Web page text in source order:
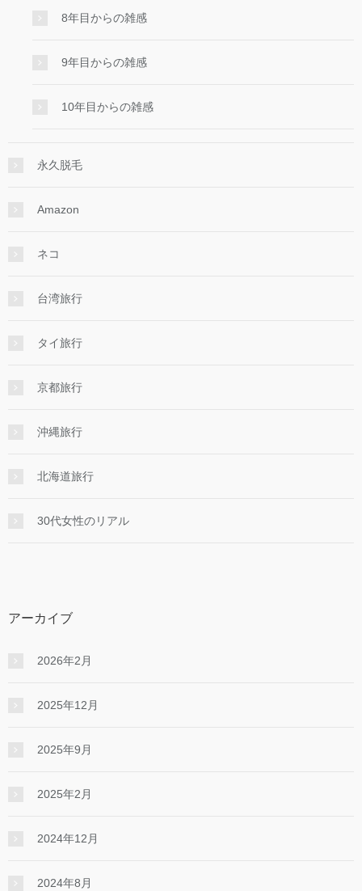
8年目からの雑感
9年目からの雑感
10年目からの雑感
永久脱毛
Amazon
ネコ
台湾旅行
タイ旅行
京都旅行
沖縄旅行
北海道旅行
30代女性のリアル
アーカイブ
2026年2月
2025年12月
2025年9月
2025年2月
2024年12月
2024年8月